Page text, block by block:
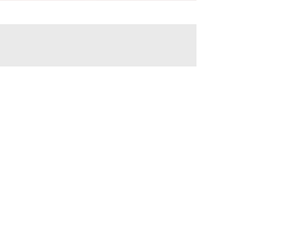
司控股股东、实控人